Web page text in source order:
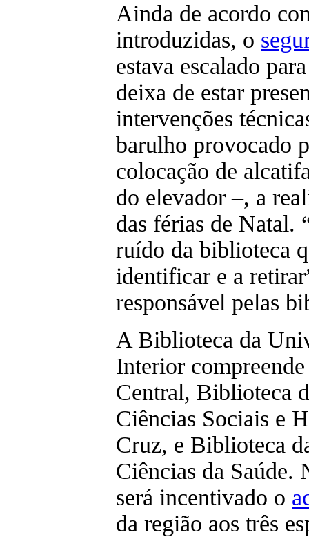
Ainda de acordo
introduzidas, o
estava escalado
deixa de estar
intervenções
barulho provocado
colocação de
do elevador –, a
das férias de Natal.
ruído da biblioteca
identificar e a
responsável pelas
A Biblioteca da
Interior
Central, Biblioteca
Ciências Sociais e
Cruz, e Biblioteca
Ciências da Saúde.
será incentivado o
da região aos três